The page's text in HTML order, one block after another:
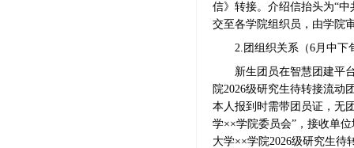
信》转接。介绍信抬头为“
交至各学院组织员，由学院
2. 团组织关系（6月中下
新生团员在智慧团建平
院2026级研究生待转接流动
本人报到时需带团员证，无
学××学院委员会”，接收单
大学××学院2026级研究生待